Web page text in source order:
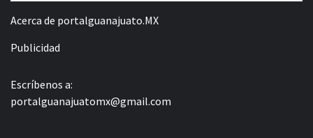
Acerca de portalguanajuato.MX
Publicidad
Escríbenos a:
portalguanajuatomx@gmail.com